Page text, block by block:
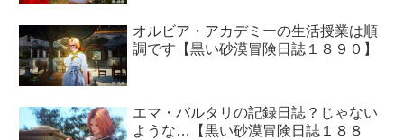
オルビア・アカデミーの生活授業は順
調です【黒い砂漠冒険日誌１８９０】
エマ・バルタリの記録日誌？じゃない
ような…【黒い砂漠冒険日誌１８８